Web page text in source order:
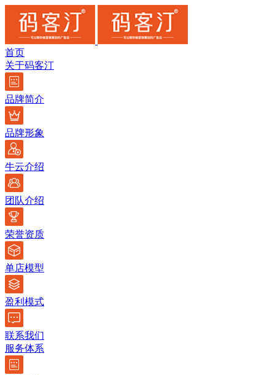
首页
关于码客汀
品牌简介
品牌形象
牛云介绍
团队介绍
荣誉资质
单店模型
盈利模式
联系我们
服务体系